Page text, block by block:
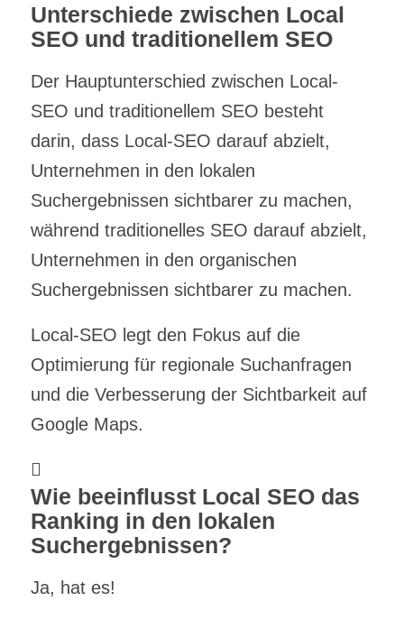
Unterschiede zwischen Local
SEO und traditionellem SEO
Der Hauptunterschied zwischen Local-
SEO und traditionellem SEO besteht
darin, dass Local-SEO darauf abzielt,
Unternehmen in den lokalen
Suchergebnissen sichtbarer zu machen,
während traditionelles SEO darauf abzielt,
Unternehmen in den organischen
Suchergebnissen sichtbarer zu machen.
Local-SEO legt den Fokus auf die
Optimierung für regionale Suchanfragen
und die Verbesserung der Sichtbarkeit auf
Google Maps.
Wie beeinflusst Local SEO das
Ranking in den lokalen
Suchergebnissen?
Ja, hat es!